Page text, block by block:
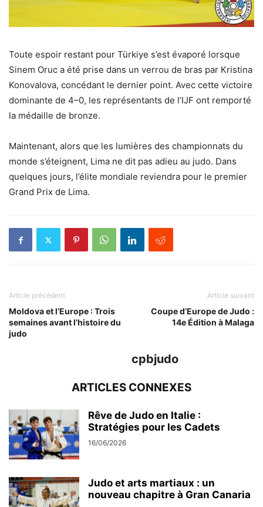
Toute espoir restant pour Türkiye s’est évaporé lorsque
Sinem Oruc a été prise dans un verrou de bras par Kristina
Konovalova, concédant le dernier point. Avec cette victoire
dominante de 4–0, les représentants de l’IJF ont remporté
la médaille de bronze.
Maintenant, alors que les lumières des championnats du
monde s’éteignent, Lima ne dit pas adieu au judo. Dans
quelques jours, l’élite mondiale reviendra pour le premier
Grand Prix de Lima.
Article précédent
Moldova et l’Europe : Trois
semaines avant l’histoire du
judo
Article suivant
Coupe d’Europe de Judo :
14e Édition à Malaga
cpbjudo
ARTICLES CONNEXES
Rêve de Judo en Italie :
Stratégies pour les Cadets
16/06/2026
Judo et arts martiaux : un
nouveau chapitre à Gran Canaria